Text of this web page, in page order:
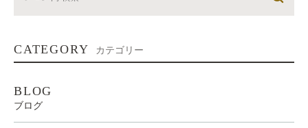
CATEGORY カテゴリー
BLOG
ブログ